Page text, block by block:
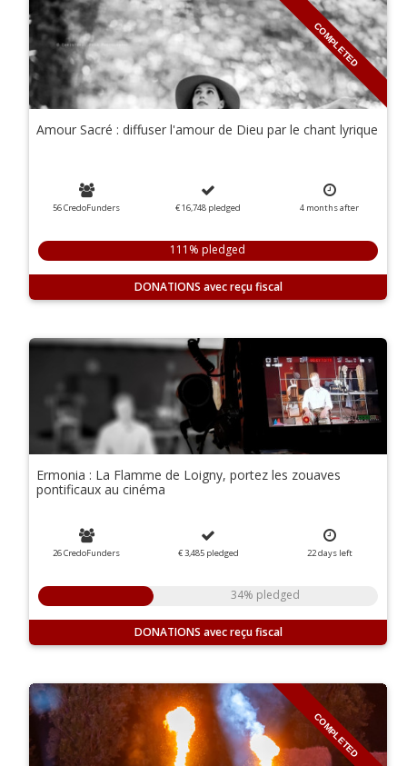
COMPLETED
Amour Sacré : diffuser l'amour de Dieu par le chant lyrique
56 CredoFunders € 16,748 pledged 4 monthsafter
111% pledged
DONATIONS
Ermonia : La Flamme de Loigny, portez les zouaves
pontificaux au cinéma
26 CredoFunders € 3,485 pledged 22daysleft
34% pledged
DONATIONS
COMPLETED